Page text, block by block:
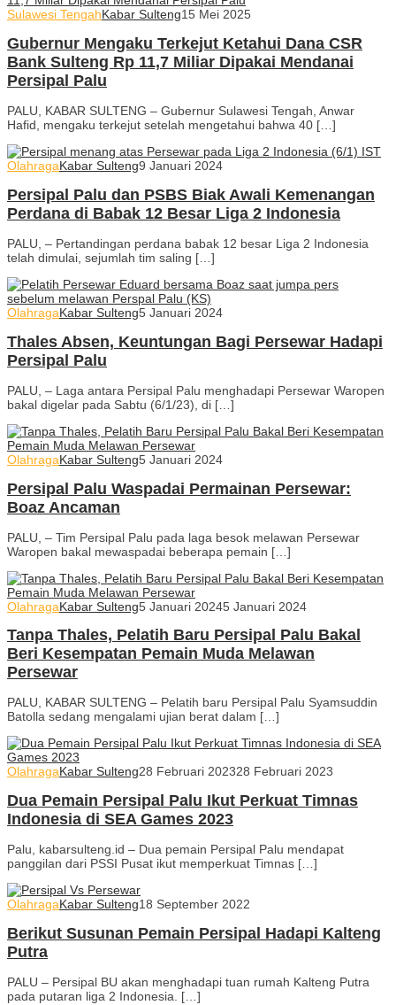
Sulawesi TengahKabar Sulteng15 Mei 2025
Gubernur Mengaku Terkejut Ketahui Dana CSR
Bank Sulteng Rp 11,7 Miliar Dipakai Mendanai
Persipal Palu
PALU, KABAR SULTENG – Gubernur Sulawesi Tengah, Anwar
Hafid, mengaku terkejut setelah mengetahui bahwa 40 […]
OlahragaKabar Sulteng9 Januari 2024
Persipal Palu dan PSBS Biak Awali Kemenangan
Perdana di Babak 12 Besar Liga 2 Indonesia
PALU, – Pertandingan perdana babak 12 besar Liga 2 Indonesia
telah dimulai, sejumlah tim saling […]
OlahragaKabar Sulteng5 Januari 2024
Thales Absen, Keuntungan Bagi Persewar Hadapi
Persipal Palu
PALU, – Laga antara Persipal Palu menghadapi Persewar Waropen
bakal digelar pada Sabtu (6/1/23), di […]
OlahragaKabar Sulteng5 Januari 2024
Persipal Palu Waspadai Permainan Persewar:
Boaz Ancaman
PALU, – Tim Persipal Palu pada laga besok melawan Persewar
Waropen bakal mewaspadai beberapa pemain […]
OlahragaKabar Sulteng5 Januari 20245 Januari 2024
Tanpa Thales, Pelatih Baru Persipal Palu Bakal
Beri Kesempatan Pemain Muda Melawan
Persewar
PALU, KABAR SULTENG – Pelatih baru Persipal Palu Syamsuddin
Batolla sedang mengalami ujian berat dalam […]
OlahragaKabar Sulteng28 Februari 202328 Februari 2023
Dua Pemain Persipal Palu Ikut Perkuat Timnas
Indonesia di SEA Games 2023
Palu, kabarsulteng.id – Dua pemain Persipal Palu mendapat
panggilan dari PSSI Pusat ikut memperkuat Timnas […]
OlahragaKabar Sulteng18 September 2022
Berikut Susunan Pemain Persipal Hadapi Kalteng
Putra
PALU – Persipal BU akan menghadapi tuan rumah Kalteng Putra
pada putaran liga 2 Indonesia. […]